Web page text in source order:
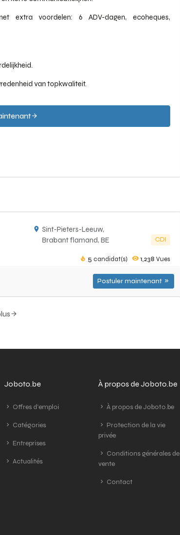
extra voordelen: 6 ADV-dagen, ecoheques,
van topkwaliteit.
Sint-Pieters-Leeuw,
Brabant flamand, BE
CDI
5 candidat(s) 1,238 Vues
Postuler maintenant
Joboto.be
Offres d'emploi
Catégories
Entreprises
Actualités
À propos de Joboto.be
À propos de Joboto.be
Protection de la vie
privée
Conditions générales de
vente
Contact